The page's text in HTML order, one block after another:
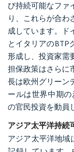
び持続可能なファ
り、これらが合わ
成しています。ド
とイタリアのBTP
形成し、投資家需
担保政策はさらに
長は欧州グリーン
ールは世界中期
の官民投資を動員
アジア太平洋持続
アジア太平洋地域